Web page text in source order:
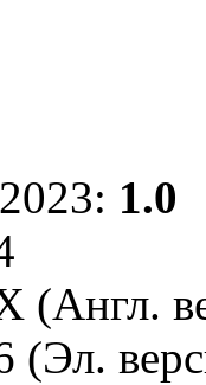
1.0
(Англ.
(Эл.